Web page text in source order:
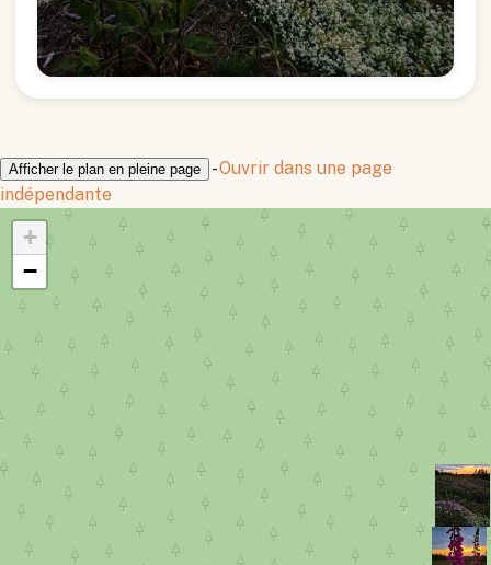
Afficher le plan en pleine page -Ouvrir dans une page
indépendante